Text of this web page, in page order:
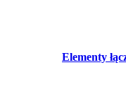
Elementy